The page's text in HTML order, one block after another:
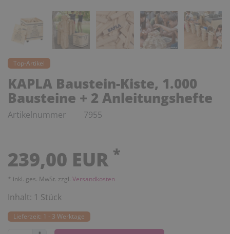
Top-Artikel
KAPLA Baustein-Kiste, 1.000
Bausteine + 2 Anleitungshefte
Artikelnummer 7955
239,00 EUR *
* inkl. ges. MwSt. zzgl. Versandkosten
Inhalt: 1 Stück
Lieferzeit: 1 - 3 Werktage